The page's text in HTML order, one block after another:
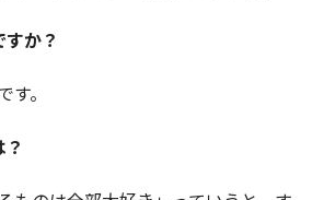
か？
。